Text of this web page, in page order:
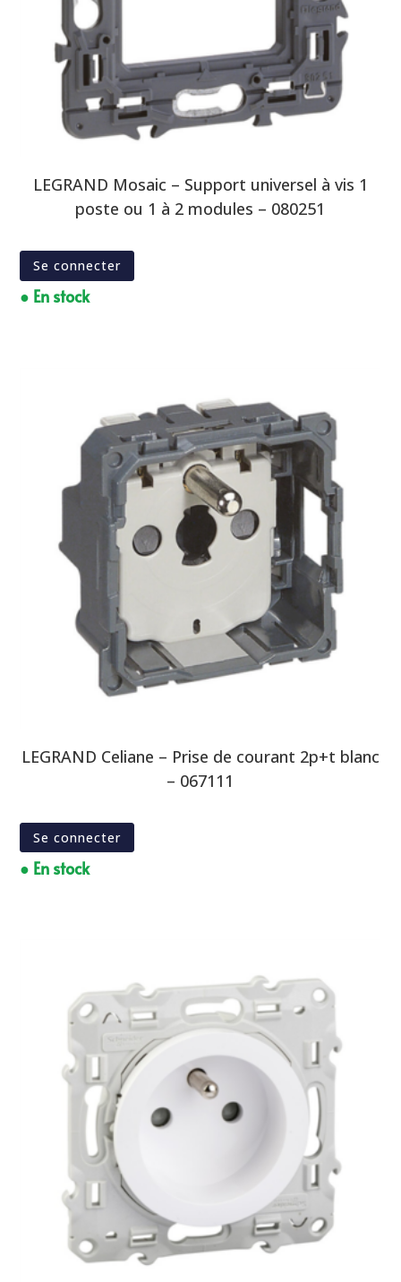
LEGRAND Mosaic – Support universel à vis 1
poste ou 1 à 2 modules – 080251
Se connecter
● En stock
LEGRAND Celiane – Prise de courant 2p+t blanc
– 067111
Se connecter
● En stock